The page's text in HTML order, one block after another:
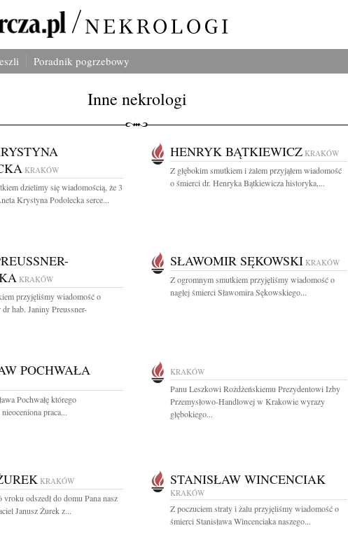
Poradnik pogrzebowy
Inne nekrologi
KRAKÓW
dzielimy się wiadomością, że 3
Krystyna Podolecka serce...
HENRYK BĄTKIEWICZ KRAKÓW
Z głębokim smutkiem i żalem przyjąłem wiadomość
o śmierci dr. Henryka Bątkiewicza historyka,...
KRAKÓW
przyjęliśmy wiadomość o
hab. Janiny Preussner-
SŁAWOMIR SĘKOWSKI KRAKÓW
Z ogromnym smutkiem przyjęliśmy wiadomość o
nagłej śmierci Sławomira Sękowskiego...
POCHWAŁA
Pochwałę którego
praca...
KRAKÓW
Panu Leszkowi Rożdżeńskiemu Prezydentowi Izby
Przemysłowo-Handlowej w Krakowie wyrazy
głębokiego...
KRAKÓW
vroku odszedł do domu Pana nasz
Janusz Żurek z...
STANISŁAW WINCENCIAK
KRAKÓW
Z poczuciem straty i żalu przyjęliśmy wiadomość o
śmierci Stanisława Wincenciaka naszego...